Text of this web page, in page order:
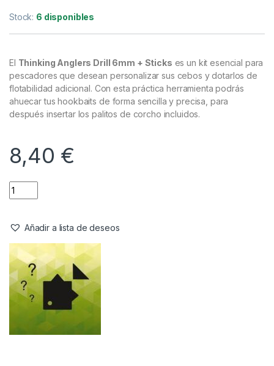
Agujas & Herramientas,Material Montajes
Thinking Anglers Drill 6mm + Sticks
Stock:6 disponibles
pescadores que desean personalizar sus cebos y dotarlos de
ahuecar tus hookbaits de forma sencilla y precisa, para
después insertar los palitos de corcho incluidos.
8,40€